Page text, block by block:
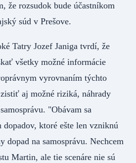
že rozsudok bude účastníkom
súd v Prešove.
Tatry Jozef Janiga tvrdí, že
všetky možné informácie
vyrovnaním týchto
aj možné riziká, náhrady
"Obávam sa
dopadov, ktoré ešte len vzniknú
dopad na samosprávu. Nechcem
Martin, ale tie scenáre nie sú